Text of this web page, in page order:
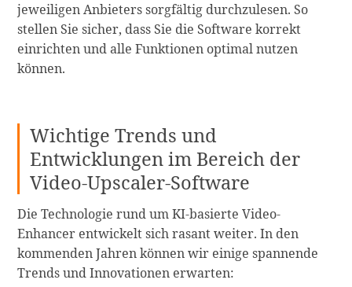
jeweiligen Anbieters sorgfältig durchzulesen. So
stellen Sie sicher, dass Sie die Software korrekt
einrichten und alle Funktionen optimal nutzen
können.
Wichtige Trends und
Entwicklungen im Bereich der
Video-Upscaler-Software
Die Technologie rund um KI-basierte Video-
Enhancer entwickelt sich rasant weiter. In den
kommenden Jahren können wir einige spannende
Trends und Innovationen erwarten: